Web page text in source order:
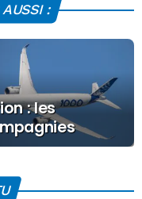
:
: les
à